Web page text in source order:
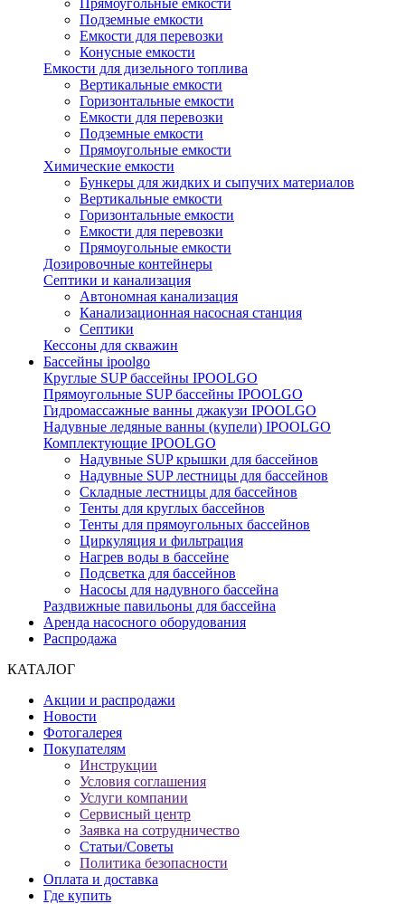
Прямоугольные емкости
Подземные емкости
Емкости для перевозки
Конусные емкости
Емкости для дизельного топлива
Вертикальные емкости
Горизонтальные емкости
Емкости для перевозки
Подземные емкости
Прямоугольные емкости
Химические емкости
Бункеры для жидких и сыпучих материалов
Вертикальные емкости
Горизонтальные емкости
Емкости для перевозки
Прямоугольные емкости
Дозировочные контейнеры
Септики и канализация
Автономная канализация
Канализационная насосная станция
Септики
Кессоны для скважин
Бассейны ipoolgo
Круглые SUP бассейны IPOOLGO
Прямоугольные SUP бассейны IPOOLGO
Гидромассажные ванны джакузи IPOOLGO
Надувные ледяные ванны (купели) IPOOLGO
Комплектующие IPOOLGO
Надувные SUP крышки для бассейнов
Надувные SUP лестницы для бассейнов
Складные лестницы для бассейнов
Тенты для круглых бассейнов
Тенты для прямоугольных бассейнов
Циркуляция и фильтрация
Нагрев воды в бассейне
Подсветка для бассейнов
Насосы для надувного бассейна
Раздвижные павильоны для бассейна
Аренда насосного оборудования
Распродажа
КАТАЛОГ
Акции и распродажи
Новости
Фотогалерея
Покупателям
Инструкции
Условия соглашения
Услуги компании
Сервисный центр
Заявка на сотрудничество
Статьи/Советы
Политика безопасности
Оплата и доставка
Где купить